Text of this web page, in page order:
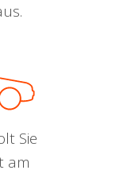
Sie
am